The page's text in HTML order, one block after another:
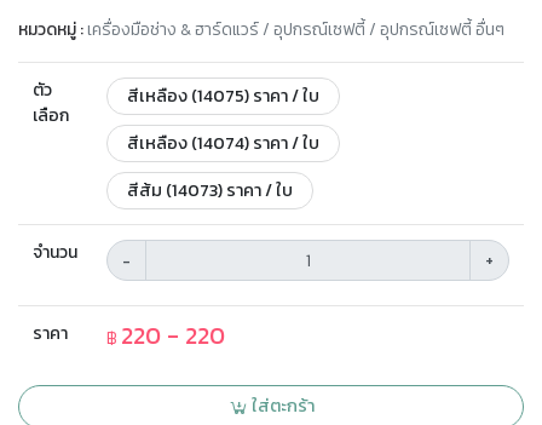
หมวดหมู่ :เครื่องมือช่าง & ฮาร์ดแวร์ / อุปกรณ์เซฟตี้ / อุปกรณ์เซฟตี้ อื่นๆ
ตัว
เลือก
สีเหลือง (14075) ราคา / ใบ
สีเหลือง (14074) ราคา / ใบ
สีส้ม (14073) ราคา / ใบ
จำนวน - +
ราคา ฿ 220 - 220
ใส่ตะกร้า